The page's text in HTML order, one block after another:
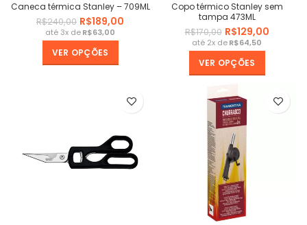
Caneca térmica Stanley – 709ML
R$240,00 R$189,00
R$
VER OPÇÕES
Copo térmico Stanley sem
tampa 473ML
R$170,00 R$129,00
R$
VER OPÇÕES